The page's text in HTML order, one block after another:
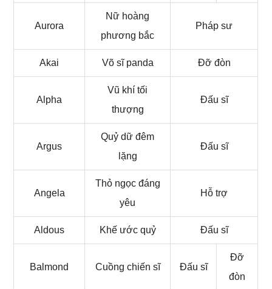
Aurora
Nữ hoàng
phương bắc
Pháp sư
Akai Võ sĩ panda Đỡ đòn
Alpha
Vũ khí tối
thượng
Đấu sĩ
Argus
Quỷ dữ đêm
lặng
Đấu sĩ
Angela
Thỏ ngọc đáng
yêu
Hỗ trợ
Aldous Khế ước quỷ Đấu sĩ
Balmond Cuồng chiến sĩ Đấu sĩ
Đỡ
đòn